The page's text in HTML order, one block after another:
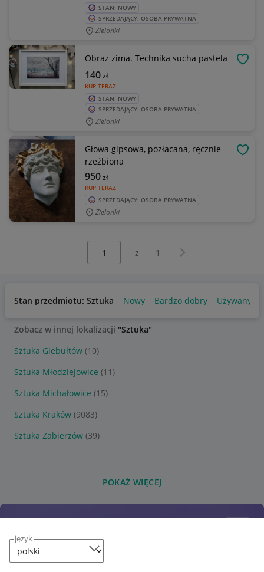
język
STAN: NOWY
SPRZEDAJĄCY: OSOBA PRYWATNA
Zielonki
Obraz zima. Technika sucha pastela
KUP TERAZ
140zł
STAN: NOWY
SPRZEDAJĄCY: OSOBA PRYWATNA
Zielonki
Głowa gipsowa, pozłacana, ręcznie
rzeźbiona
KUP TERAZ
950zł
SPRZEDAJĄCY: OSOBA PRYWATNA
Zielonki
z 1 Następna strona
Stan przedmiotu: Sztuka Nowy Bardzo dobry Używany
Zobacz w innej lokalizacji "Sztuka"
Sztuka Giebułtów (10)
Sztuka Młodziejowice (11)
Sztuka Michałowice (15)
Sztuka Kraków (9083)
Sztuka Zabierzów (39)
POKAŻ WIĘCEJ